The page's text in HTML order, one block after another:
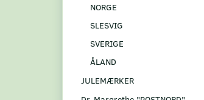
NORGE
SLESVIG
SVERIGE
ÅLAND
JULEMÆRKER